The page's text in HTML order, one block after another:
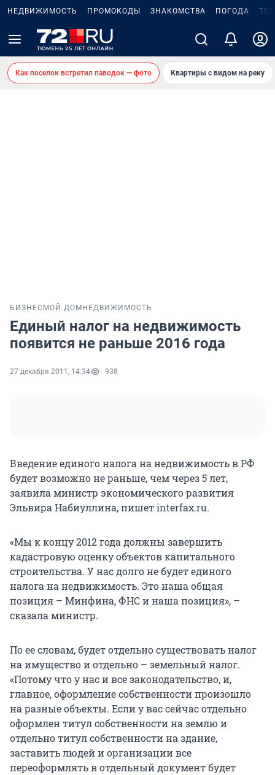
НЕДВИЖИМОСТЬ ПРОМОКОДЫ ЗНАКОМСТВА ПОГОДА
Как поселок встретил паводок — фото Квартиры с видом на реку
БИЗНЕС МОЙ ДОМ НЕДВИЖИМОСТЬ
Единый налог на недвижимость
появится не раньше 2016 года
27 декабря 2011, 14:34 938
Введение единого налога на недвижимость в РФ
будет возможно не раньше, чем через 5 лет,
заявила министр экономического развития
Эльвира Набиуллина, пишет interfax.ru.
«Мы к концу 2012 года должны завершить
кадастровую оценку объектов капитального
строительства. У нас долго не будет единого
налога на недвижимость. Это наша общая
позиция – Минфина, ФНС и наша позиция», –
сказала министр.
По ее словам, будет отдельно существовать налог
на имущество и отдельно – земельный налог.
«Потому что у нас и все законодательство, и,
главное, оформление собственности произошло
на разные объекты. Если у вас сейчас отдельно
оформлен титул собственности на землю и
отдельно титул собственности на здание,
заставить людей и организации все
переоформлять в отдельный документ будет